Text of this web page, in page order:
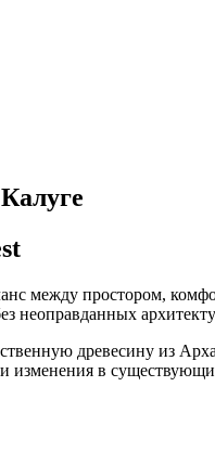
между простором,
неоправданных
древесину из
изменения в